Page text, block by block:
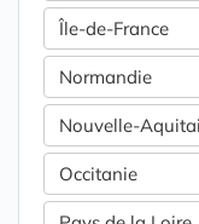
Île-de-France
Normandie
Nouvelle-
Occitanie